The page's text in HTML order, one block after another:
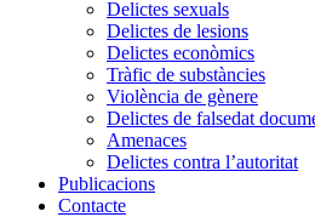
Delictes sexuals
Delictes de lesions
Delictes econòmics
Tràfic de substàncies
Violència de gènere
Delictes de falsedat
Amenaces
Delictes contra l’autoritat
Publicacions
Contacte